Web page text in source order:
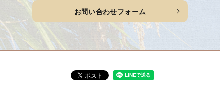
お問い合わせフォーム